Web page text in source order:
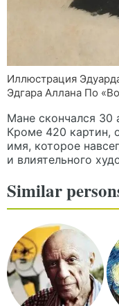
Иллюстрация
Эдгара Аллана По
Мане скончался 30
Кроме 420 картин,
имя, которое
и влиятельного
Similar